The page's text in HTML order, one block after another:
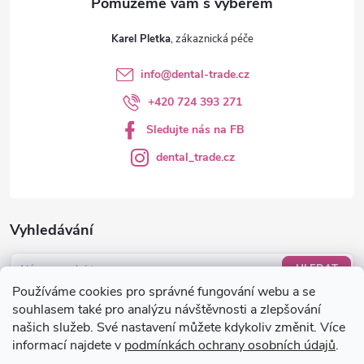
Používáme cookies pro správné fungování webu a se
souhlasem také pro analýzu návštěvnosti a zlepšování
našich služeb. Své nastavení můžete kdykoliv změnit. Více
informací najdete v podmínkách ochrany osobních údajů.
Vyhledávání
HLEDAT
Nákupní košík
0KS /0 KČ
Karel Pletka
info@dental-trade.cz
+420 724 393 271
Sledujte nás na FB
dental_trade.cz